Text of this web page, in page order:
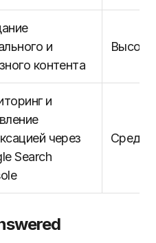
и
контента
и
через
Search